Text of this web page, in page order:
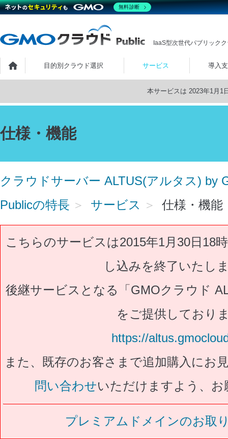
IaaS型次世代パブリック
目的別クラウド選択 サービス 導入
本サービスは 2023年1月
仕様・機能
クラウドサーバー ALTUS(アルタス) by
Publicの特長
サービス 仕様・機能
こちらのサービスは2015年1月30日18
し込みを終了いたし
後継サービスとなる「GMOクラウド
をご提供しており
https://
また、既存のお客さまで追加購入にお
問い合わせいただけますよう、
プレミアムドメインのお取
無料診断